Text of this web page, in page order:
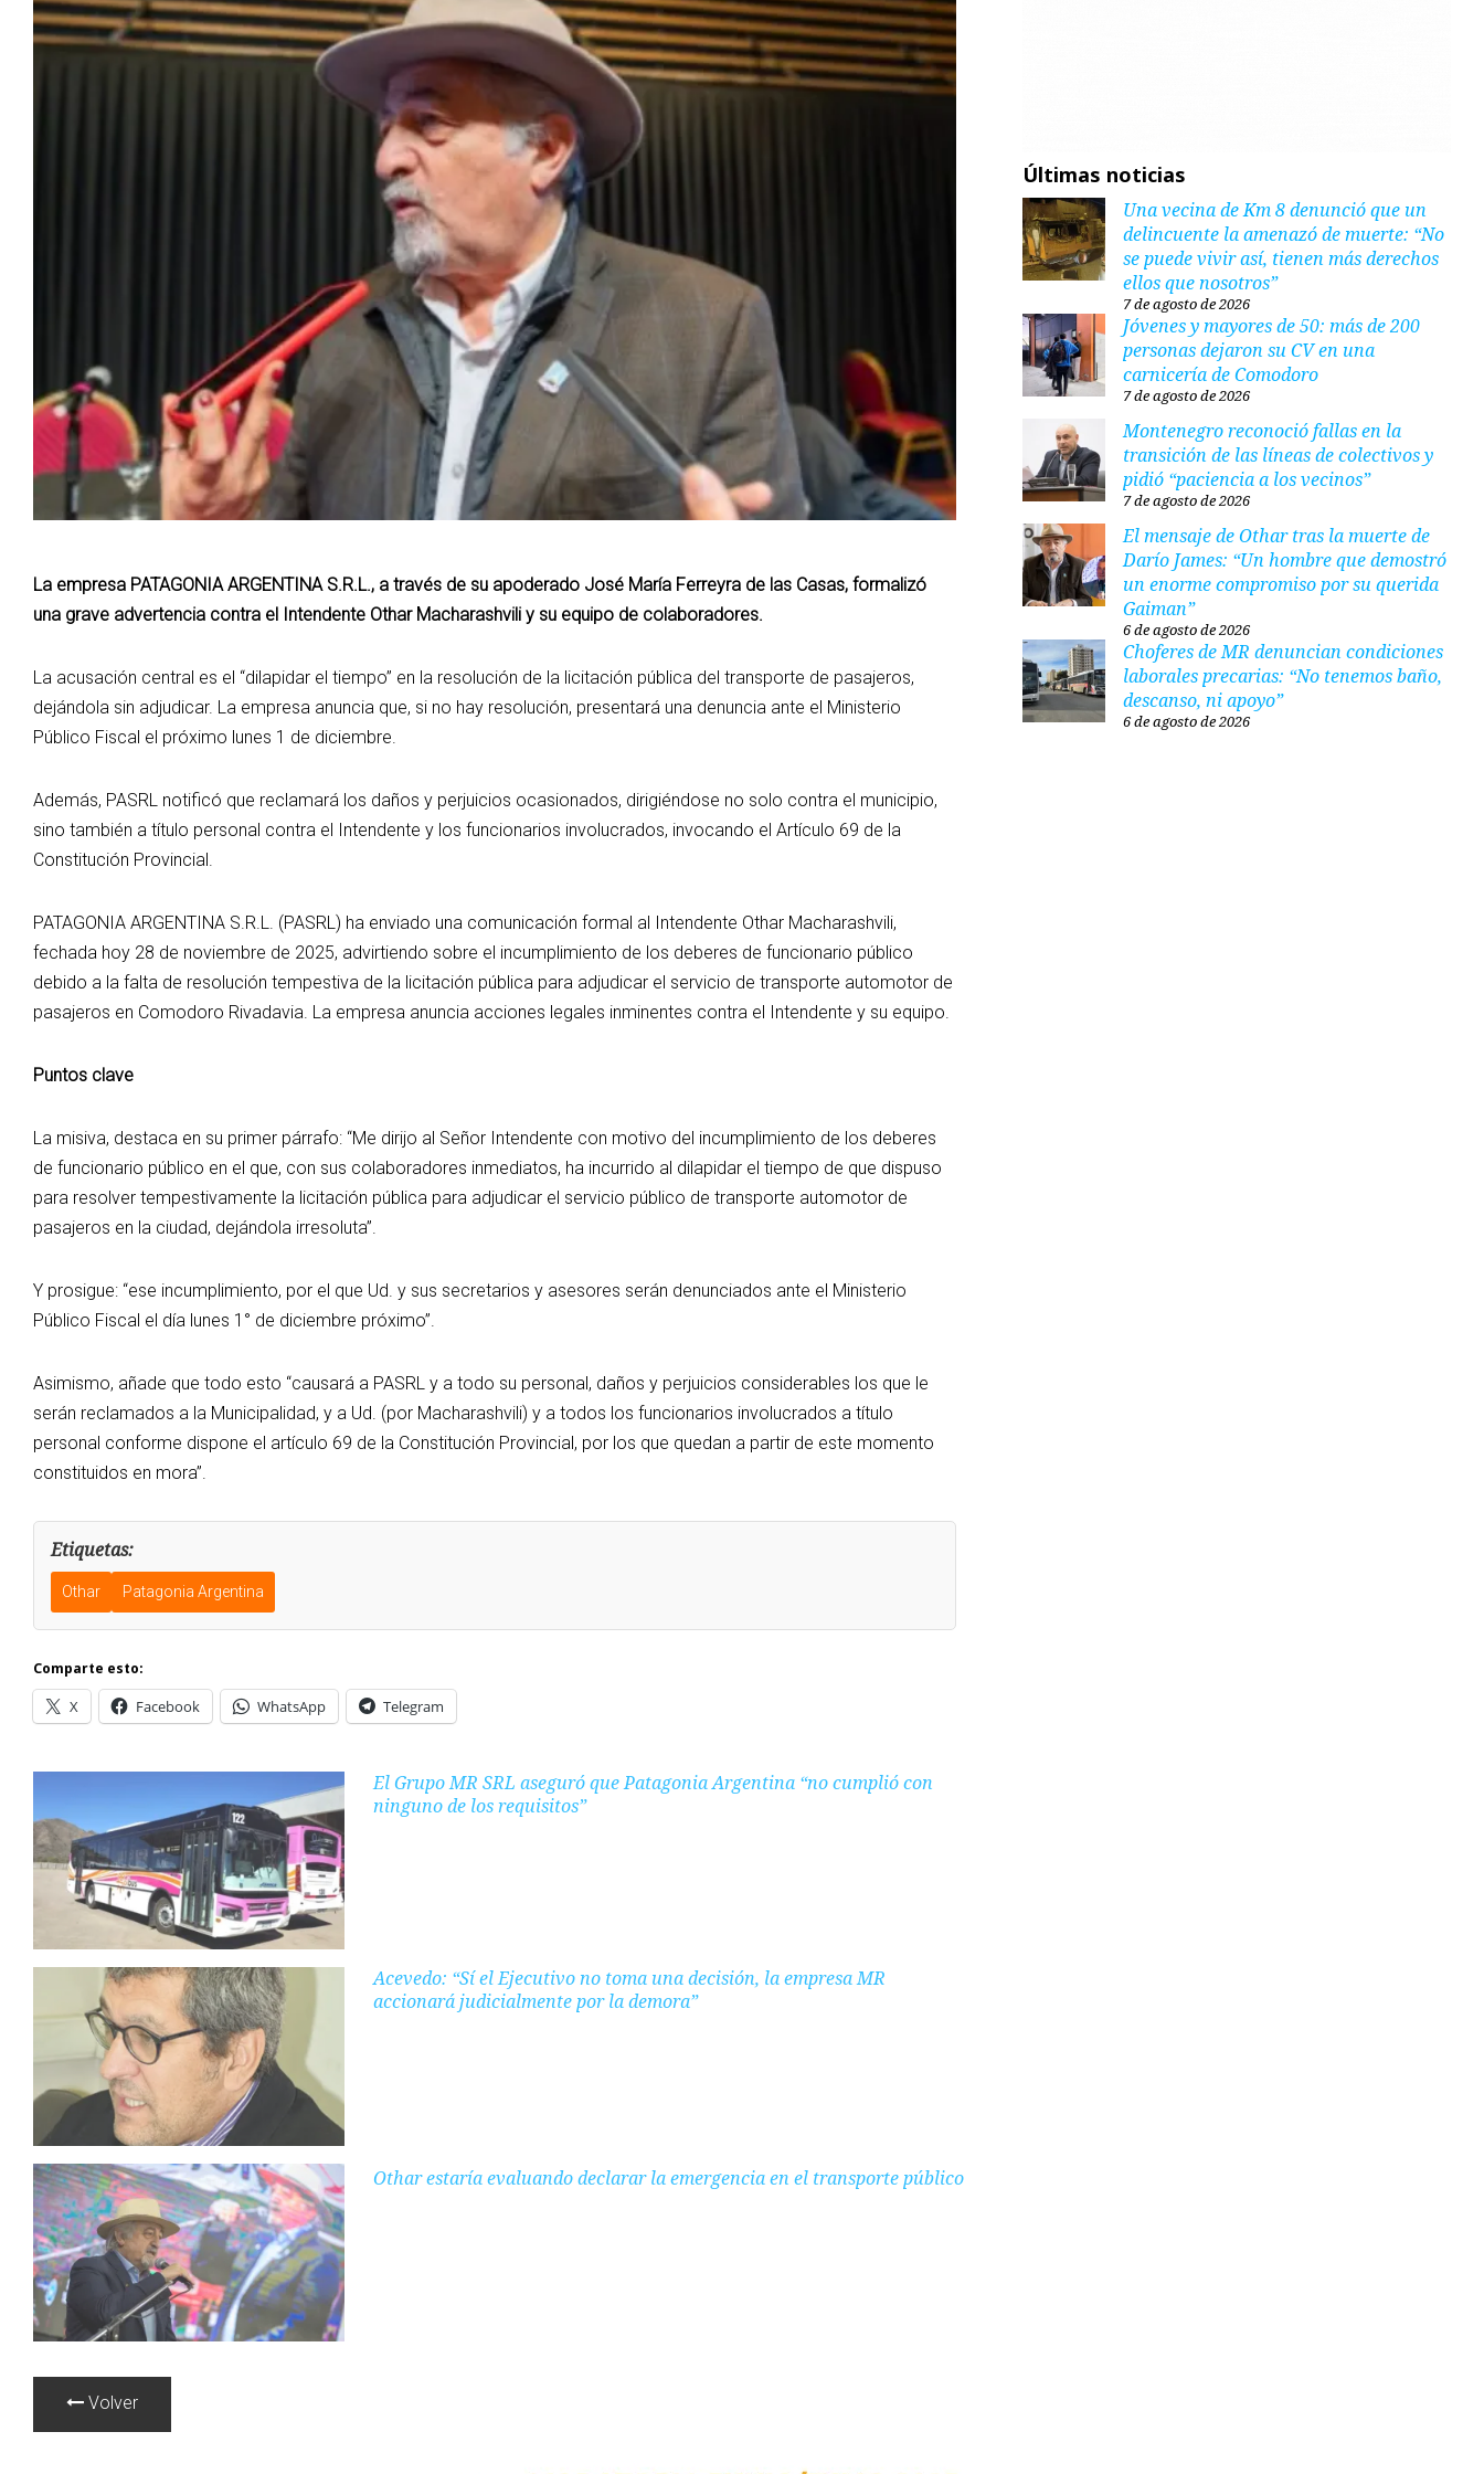
La empresa PATAGONIA ARGENTINA S.R.L., a través de su apoderado José María Ferreyra de las Casas, formalizó
una grave advertencia contra el Intendente Othar Macharashvili y su equipo de colaboradores.
La acusación central es el “dilapidar el tiempo” en la resolución de la licitación pública del transporte de pasajeros,
dejándola sin adjudicar. La empresa anuncia que, si no hay resolución, presentará una denuncia ante el Ministerio
Público Fiscal el próximo lunes 1 de diciembre.
Además, PASRL notificó que reclamará los daños y perjuicios ocasionados, dirigiéndose no solo contra el municipio,
sino también a título personal contra el Intendente y los funcionarios involucrados, invocando el Artículo 69 de la
Constitución Provincial.
PATAGONIA ARGENTINA S.R.L. (PASRL) ha enviado una comunicación formal al Intendente Othar Macharashvili,
fechada hoy 28 de noviembre de 2025, advirtiendo sobre el incumplimiento de los deberes de funcionario público
debido a la falta de resolución tempestiva de la licitación pública para adjudicar el servicio de transporte automotor de
pasajeros en Comodoro Rivadavia. La empresa anuncia acciones legales inminentes contra el Intendente y su equipo.
Puntos clave
La misiva, destaca en su primer párrafo: “Me dirijo al Señor Intendente con motivo del incumplimiento de los deberes
de funcionario público en el que, con sus colaboradores inmediatos, ha incurrido al dilapidar el tiempo de que dispuso
para resolver tempestivamente la licitación pública para adjudicar el servicio público de transporte automotor de
pasajeros en la ciudad, dejándola irresoluta”.
Y prosigue: “ese incumplimiento, por el que Ud. y sus secretarios y asesores serán denunciados ante el Ministerio
Público Fiscal el día lunes 1° de diciembre próximo”.
Asimismo, añade que todo esto “causará a PASRL y a todo su personal, daños y perjuicios considerables los que le
serán reclamados a la Municipalidad, y a Ud. (por Macharashvili) y a todos los funcionarios involucrados a título
personal conforme dispone el artículo 69 de la Constitución Provincial, por los que quedan a partir de este momento
constituidos en mora”.
Etiquetas:
Othar Patagonia Argentina
Comparte esto:
X Facebook WhatsApp Telegram
El Grupo MR SRL aseguró que Patagonia Argentina “no cumplió con
ninguno de los requisitos”
Acevedo: “Sí el Ejecutivo no toma una decisión, la empresa MR
accionará judicialmente por la demora”
Othar estaría evaluando declarar la emergencia en el transporte público
Volver
Últimas noticias
Una vecina de Km 8 denunció que un
delincuente la amenazó de muerte: “No
se puede vivir así, tienen más derechos
ellos que nosotros”
7 de agosto de 2026
Jóvenes y mayores de 50: más de 200
personas dejaron su CV en una
carnicería de Comodoro
7 de agosto de 2026
Montenegro reconoció fallas en la
transición de las líneas de colectivos y
pidió “paciencia a los vecinos”
7 de agosto de 2026
El mensaje de Othar tras la muerte de
Darío James: “Un hombre que demostró
un enorme compromiso por su querida
Gaiman”
6 de agosto de 2026
Choferes de MR denuncian condiciones
laborales precarias: “No tenemos baño,
descanso, ni apoyo”
6 de agosto de 2026